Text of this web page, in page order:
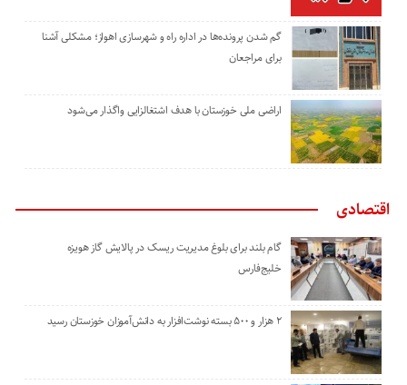
گم شدن پرونده‌ها در اداره راه و شهرسازی اهواز؛ مشکلی آشنا
برای مراجعان
اراضی ملی خوزستان با هدف اشتغالزایی واگذار می‌شود
اقتصادی
گام بلند برای بلوغ مدیریت ریسک در پالایش گاز هویزه
خلیج‌فارس
۲ هزار و ۵۰۰ بسته نوشت‌افزار به دانش‌آموزان خوزستان رسید